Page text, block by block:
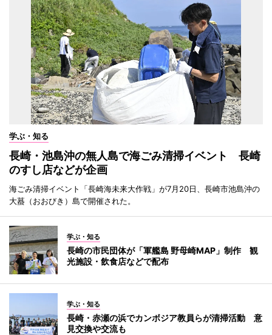
学ぶ・知る
長崎・池島沖の無人島で海ごみ清掃イベント 長崎
のすし店などが企画
海ごみ清掃イベント「長崎海未来大作戦」が7月20日、長崎市池島沖の
大蟇（おおびき）島で開催された。
学ぶ・知る
長崎の市民団体が「軍艦島 野母崎MAP」制作 観
光施設・飲食店などで配布
学ぶ・知る
長崎・赤瀬の浜でカンボジア教員らが清掃活動 意
見交換や交流も